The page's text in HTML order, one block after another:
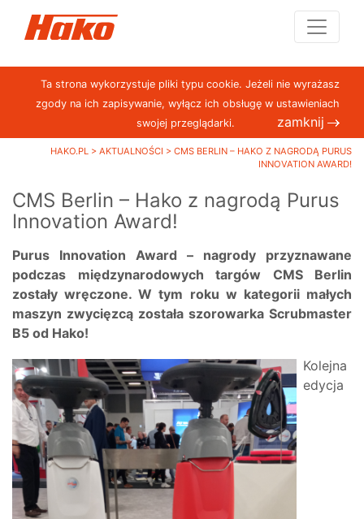
Ta strona wykorzystuje pliki typu cookie. Jeżeli nie wyrażasz
zgody na ich zapisywanie, wyłącz ich obsługę w ustawieniach
swojej przeglądarki.
zamknij
HAKO.PL > AKTUALNOŚCI > CMS BERLIN – HAKO Z NAGRODĄ PURUS
INNOVATION AWARD!
CMS Berlin – Hako z nagrodą Purus
Innovation Award!
Purus Innovation Award – nagrody przyznawane
podczas międzynarodowych targów CMS Berlin
zostały wręczone. W tym roku w kategorii małych
maszyn zwycięzcą została szorowarka Scrubmaster
B5 od Hako!
Kolejna
edycja